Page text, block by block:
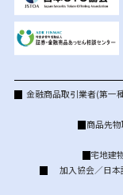
金融商品取引業者(第一
商品先
宅地建
加入協会／日本